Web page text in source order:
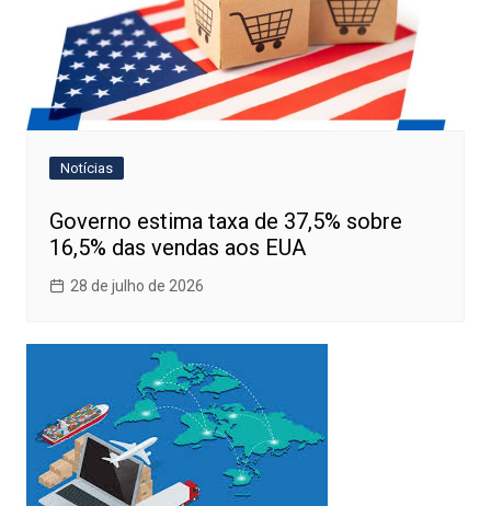
Notícias
Governo estima taxa de 37,5% sobre
16,5% das vendas aos EUA
28 de julho de 2026